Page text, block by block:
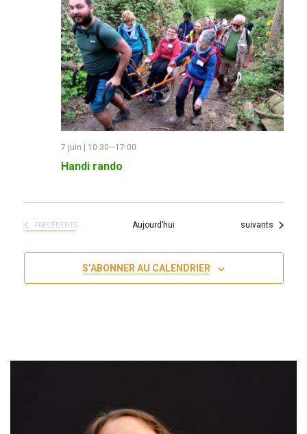
Handi rando
7 juin | 10:30—17:00
ÉVÈNEMENTS
PRÉCÉDENTS Aujourd’hui Évènements
suivants
S’ABONNER AU CALENDRIER